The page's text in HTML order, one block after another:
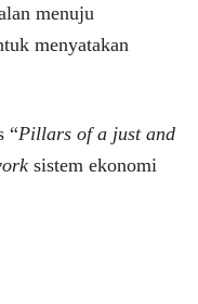
menuju
menyatakan
“Pillars of a just and
sistem ekonomi